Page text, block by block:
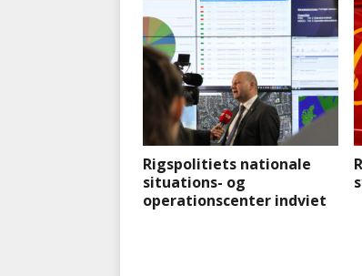
Rigspolitiets nationale
situations- og
operationscenter indviet